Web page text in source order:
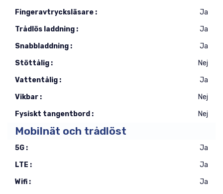
Fingeravtrycksläsare :
Ja
Trådlös laddning :
Ja
Snabbladdning :
Ja
Stöttålig :
Nej
Vattentålig :
Ja
Vikbar :
Nej
Fysiskt tangentbord :
Nej
Mobilnät och trådlöst
5G :
Ja
LTE :
Ja
Wifi :
Ja